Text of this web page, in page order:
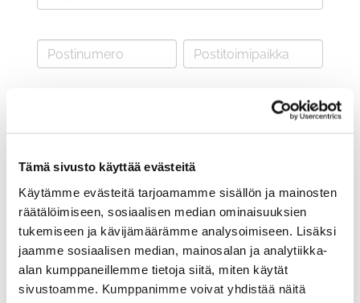
Tämä sivusto käyttää evästeitä
Käytämme evästeitä tarjoamamme sisällön ja mainosten
räätälöimiseen, sosiaalisen median ominaisuuksien
tukemiseen ja kävijämäärämme analysoimiseen. Lisäksi
jaamme sosiaalisen median, mainosalan ja analytiikka-
alan kumppaneillemme tietoja siitä, miten käytät
sivustoamme. Kumppanimme voivat yhdistää näitä
Valitse seura:
Jäsennumero: